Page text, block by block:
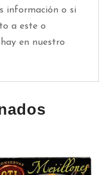
información o si
a este o
en nuestro